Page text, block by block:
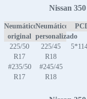
Nissan
Neumático
original
Neumático
personalizado
225/50
R17
#235/50
R17
225/45
R18
#245/45
R18